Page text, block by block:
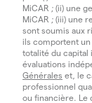
MiCAR ; (ii) une
MiCAR ; (iii) une
sont soumis aux
ils comportent
totalité du capital
évaluations
Générales et, le
professionnel
ou financière. Le